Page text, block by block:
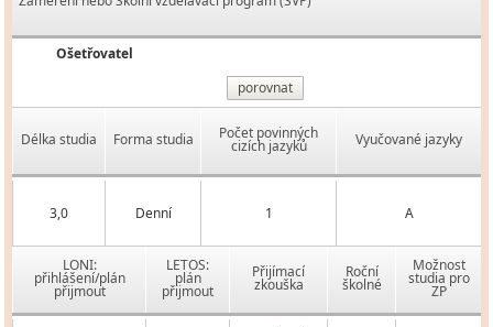
Ošetřovatel
porovnat
Délka studia Forma studia Počet povinných
cizích jazyků Vyučované jazyky
3,0 Denní 1 A
LONI:
přihlášení/plán
přijmout
LETOS:
plán
přijmout
Přijímací
zkouška
Roční
školné
Možnost
studia pro
ZP